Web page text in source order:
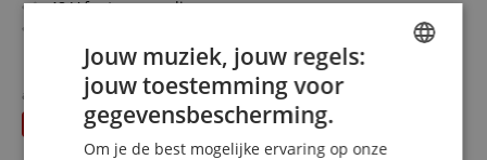
48 V fantoomvoeding
Stereo line-ingang
24 Bit/192 kHz digitale converter
Set inclusief koptelefoon
meer laten zien
128,60 €
Gratis verzenden (NL)
BTW
apart gehouden 151,90€
U bespaart23,30 €
Jouw muziek, jouw regels:
jouw toestemming voor
gegevensbescherming.
Om je de best mogelijke ervaring op onze